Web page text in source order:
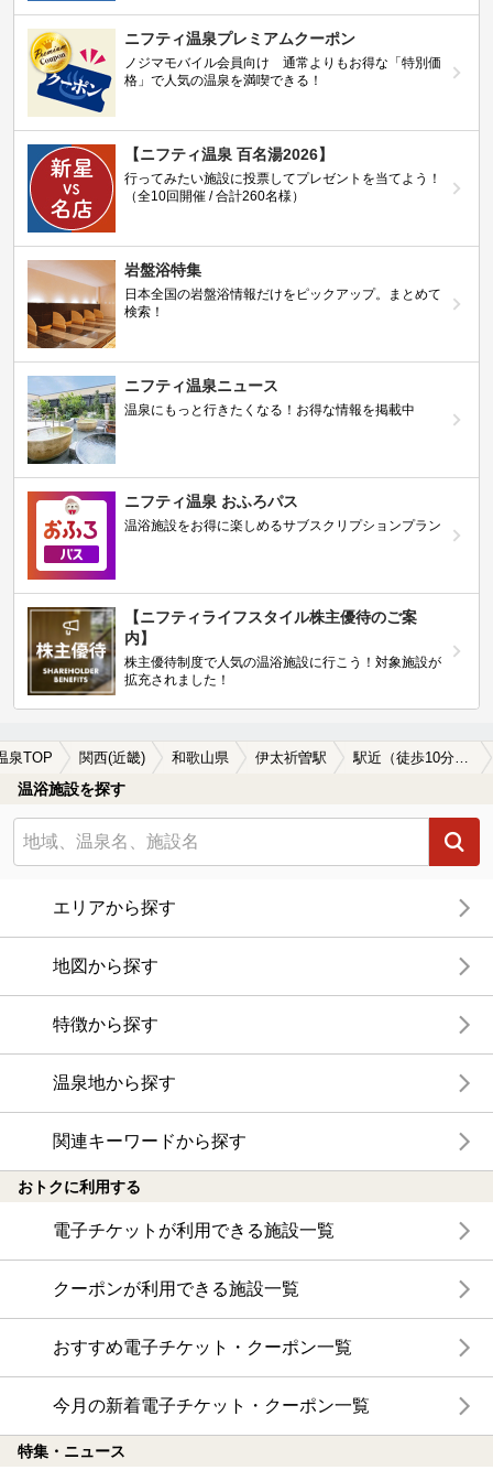
ニフティ温泉プレミアムクーポン
ノジマモバイル会員向け 通常よりもお得な「特別価
格」で人気の温泉を満喫できる！
【ニフティ温泉 百名湯2026】
行ってみたい施設に投票してプレゼントを当てよう！
（全10回開催 / 合計260名様）
岩盤浴特集
日本全国の岩盤浴情報だけをピックアップ。まとめて
検索！
ニフティ温泉ニュース
温泉にもっと行きたくなる！お得な情報を掲載中
ニフティ温泉 おふろパス
温浴施設をお得に楽しめるサブスクリプションプラン
【ニフティライフスタイル株主優待のご案
内】
株主優待制度で人気の温浴施設に行こう！対象施設が
拡充されました！
泉TOP 関西(近畿) 和歌山県 伊太祈曽駅 駅近（徒歩10分以内）の伊太祈曽駅近くの温泉、日帰り温泉、スーパー銭湯おすすめ
温浴施設を探す
エリアから探す
地図から探す
特徴から探す
温泉地から探す
関連キーワードから探す
おトクに利用する
電子チケットが利用できる施設一覧
クーポンが利用できる施設一覧
おすすめ電子チケット・クーポン一覧
今月の新着電子チケット・クーポン一覧
特集・ニュース